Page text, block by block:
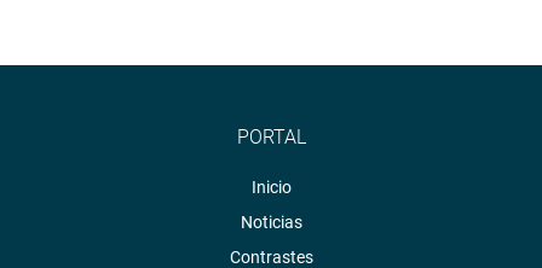
PORTAL
Inicio
Noticias
Contrastes